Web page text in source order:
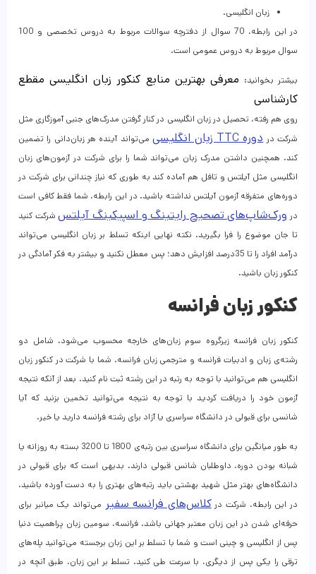
زبان انگلیسی.
در این رابطه، 70 سوال از دفترچه سوالات مربوط به دروس تخصصی و 100
سوال مربوط به دروس عمومی است.
بیشتر بخوانید: معرفی بهترین منابع کنکور زبان انگلیسی مقطع
کارشناسی
روی هم رفته، تحصیل در زبان انگلیسی در کنار گرفتن مدرک‌های جنبی آموزگاری مثل
شرکت در دورهTTCزبان انگلیسیمی‌تواند آینده هر زبان‌دانی را تضمین
کند. همچنین داشتن مدرک زبان می‌تواند شما را برای شرکت در آزمون‌های زبان
انگلیسی مثل آیلتس و تافل هم آماده کند به طوری که نیاز چندانی برای شرکت در
دوره‌های متفرقه آزمون آیلتس نداشته باشید. در این رابطه، شما فقط کافی است
در ورک‌شاپ‌های تصحیح رایتینگ و اسپیکینگ آیلتسشرکت کنید
تا جان موضوع را فرا بگیرید. نکته نهایی اینکه تسلط بر زبان انگلیسی می‌تواند
درآمد افراد را تا 35درصد افزایش دهد؛ پس معطل نکنید و بیشتر به فکر آمادگی در
کنکور زبان‌ باشید.
کنکور زبان فرانسه
کنکور زبان فرانسه زیرگروه سوم زبان‌های خارجه محسوب می‌شود، شامل دو
رشته‌ی زبان و ادبیات فرانسه و مترجمی زبان فرانسه. شما با شرکت در کنکور زبان
انگلیسی هم می‌توانید با توجه به رتبه در این رشته ثبت نام کنید. بعد از آنکه نتیجه
آزمون خود را دریافت کردید با توجه به نتیجه می‌توانید تخمین بزنید که آیا
شانسی برای قبولی در دانشگاه سراسری یا آزاد برای رشته فرانسه دارید یا خیر.
به طور میانگین برای دانشگاه سراسری بین رتبه‌ی 1800 تا 3200 بسته به روزانه یا
شبانه‌ بودن دوره، داوطلبان شانس قبولی دارند. بدیهی است که برای قبولی در
دانشگاه‌های بهتر مثل شهید بهشتی باید رتبه‌های بهتری را به دست آورده باشید.
در این رابطه، شرکت درکلاس‌های فرانسه سفیر می‌تواند یک میانبر برای
حرفه‌ای شدن در این زبان معتبر جهانی باشد. فرانسه، سومین زبان پراهمیت دنیا
پس از انگلیسی و چینی است و شما با تسلط بر این زبان برجسته می‌توانید پله‌های
ترقی را یکی پس از دیگری، با سرعت طی کنید. تسلط بر این زبان، طبق آنچه در